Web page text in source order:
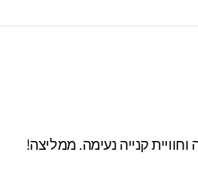
קנייה נעימה. ממליצה!